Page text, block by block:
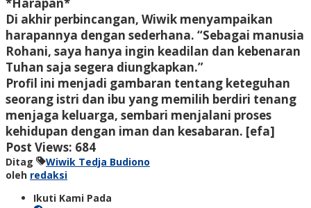
Di akhir perbincangan, Wiwik menyampaikan
harapannya dengan sederhana. “Sebagai manusia
Rohani, saya hanya ingin keadilan dan kebenaran
Tuhan saja segera diungkapkan.”
Profil ini menjadi gambaran tentang keteguhan
seorang istri dan ibu yang memilih berdiri tenang
menjaga keluarga, sembari menjalani proses
kehidupan dengan iman dan kesabaran. [efa]
Post Views: 684
Ditag
Wiwik Tedja Budiono
oleh redaksi
Ikuti Kami Pada